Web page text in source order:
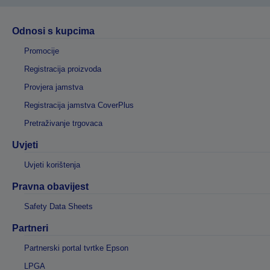
Odnosi s kupcima
Promocije
Registracija proizvoda
Provjera jamstva
Registracija jamstva CoverPlus
Pretraživanje trgovaca
Uvjeti
Uvjeti korištenja
Pravna obavijest
Safety Data Sheets
Partneri
Partnerski portal tvrtke Epson
LPGA